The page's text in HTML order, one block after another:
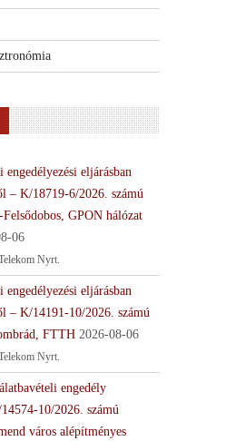
engedélyezési eljárásban
– K/18719-6/2026. számú
GPON hálózat
06
Nyrt.
engedélyezési eljárásban
– K/14191-10/2026. számú
FTTH 2026-08-06
Nyrt.
engedély
10/2026. számú
város alépítményes